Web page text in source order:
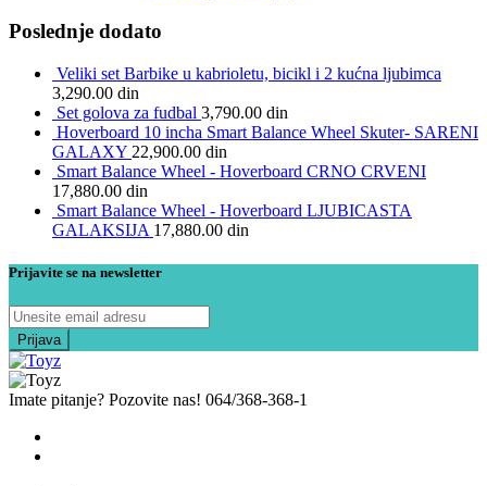
Poslednje dodato
Veliki set Barbike u kabrioletu, bicikl i 2 kućna ljubimca
3,290.00 din
Set golova za fudbal 3,790.00 din
Hoverboard 10 incha Smart Balance Wheel Skuter- SARENI
GALAXY 22,900.00 din
Smart Balance Wheel - Hoverboard CRNO CRVENI
17,880.00 din
Smart Balance Wheel - Hoverboard LJUBICASTA
GALAKSIJA 17,880.00 din
Prijavite se na newsletter
Imate pitanje? Pozovite nas! 064/368-368-1